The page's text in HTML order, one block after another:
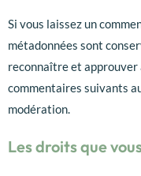
Si vous laissez un
métadonnées sont
reconnaître et
commentaires suivants
modération.
Les droits que